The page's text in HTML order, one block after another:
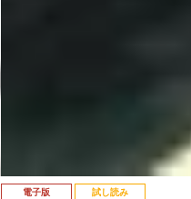
電子版 試し読み